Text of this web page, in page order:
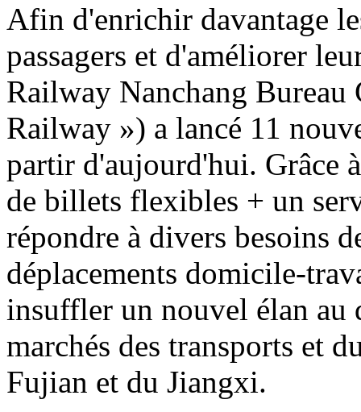
Afin d'enrichir davantage
passagers et d'améliorer
Railway Nanchang
Railway ») a lancé 11
partir d'aujourd'hui. Grâce
de billets flexibles + un
répondre à divers besoins
déplacements domicile-
insuffler un nouvel élan au
marchés des transports et
Fujian et du Jiangxi.